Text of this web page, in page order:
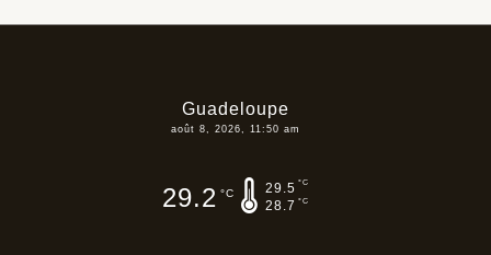
Guadeloupe
août 8, 2026, 11:50 am
29.2 °C 29.5 °C
28.7 °C